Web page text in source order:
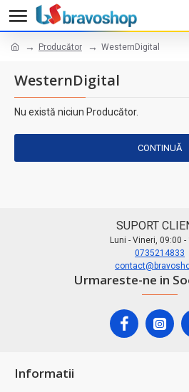
Producător WesternDigital
WesternDigital
Nu există niciun Producător.
CONTINUĂ
SUPORT
Luni - Vineri, 09:00 -
0735214833
Urmareste-ne in
Informatii